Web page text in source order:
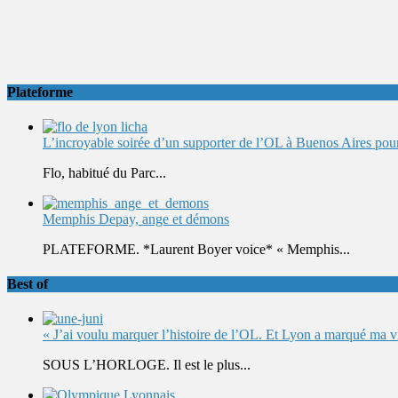
Plateforme
L’incroyable soirée d’un supporter de l’OL à Buenos Aires
Flo, habitué du Parc...
Memphis Depay, ange et démons
PLATEFORME. *Laurent Boyer voice* « Memphis...
Best of
« J’ai voulu marquer l’histoire de l’OL. Et Lyon a marqué ma
SOUS L’HORLOGE. Il est le plus...